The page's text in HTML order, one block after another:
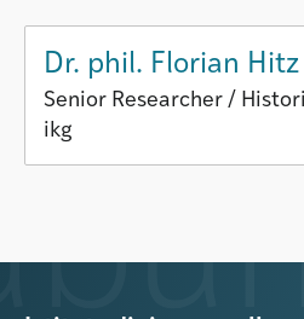
Dr. phil. Florian Hitz
Senior Researcher /
ikg